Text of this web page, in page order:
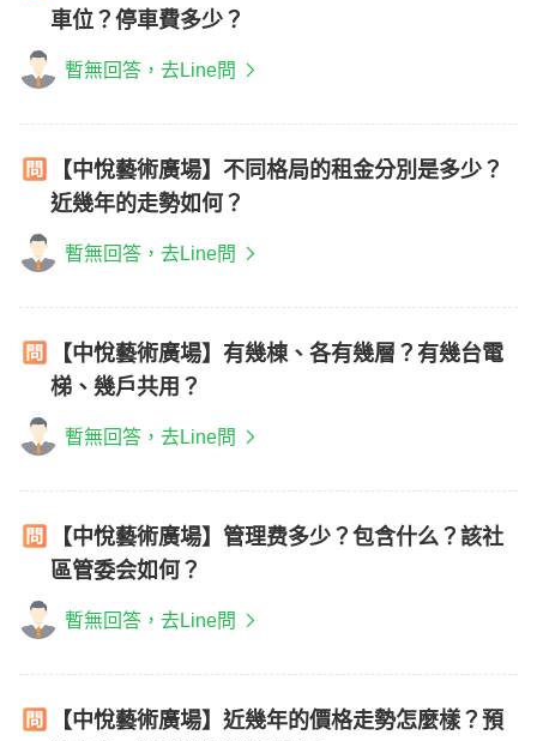
車位？停車費多少？
暫無回答，去Line問
【中悅藝術廣場】不同格局的租金分別是多少？
近幾年的走勢如何？
暫無回答，去Line問
【中悅藝術廣場】有幾棟、各有幾層？有幾台電
梯、幾戶共用？
暫無回答，去Line問
【中悅藝術廣場】管理费多少？包含什么？該社
區管委会如何？
暫無回答，去Line問
【中悅藝術廣場】近幾年的價格走勢怎麼樣？預